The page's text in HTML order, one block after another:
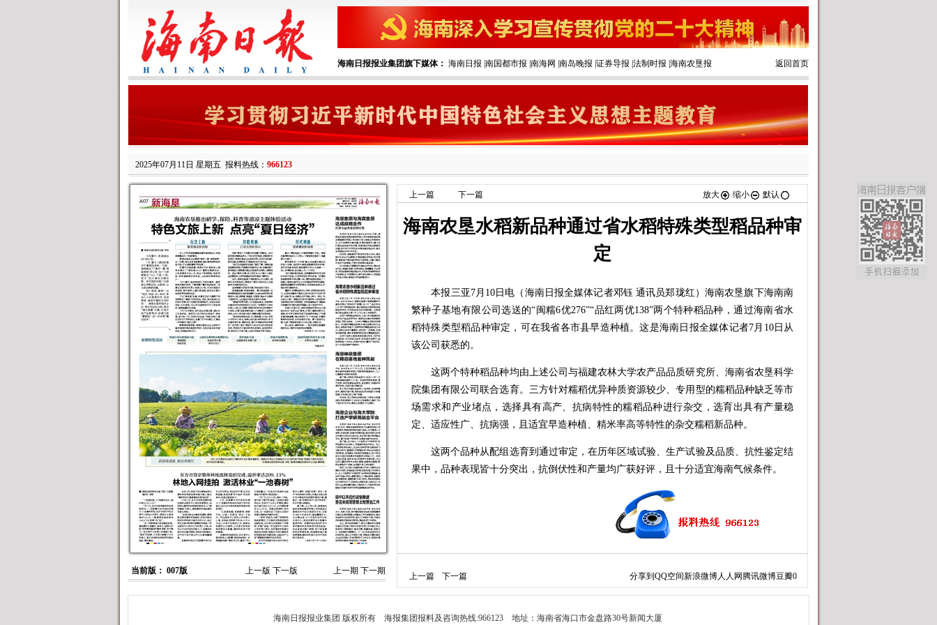
海南日报报业集团旗下媒体： 海南日报 南国都市报 南海网 南岛晚报 证券导报 法制时报 海南农垦报 返回首页
2025年07月11日 星期五 报料热线： 966123
当前版： 007版 上一版 下一版 上一期 下一期
上一篇 下一篇 放大 缩小 默认
海南农垦水稻新品种通过省水稻特殊类型稻品种审
定
本报三亚7月10日电（海南日报全媒体记者邓钰 通讯员郑珑红）海南农垦旗下海南南
繁种子基地有限公司选送的“闽糯6优276”“品红两优138”两个特种稻品种，通过海南省水
稻特殊类型稻品种审定，可在我省各市县早造种植。这是海南日报全媒体记者7月10日从
该公司获悉的。
这两个特种稻品种均由上述公司与福建农林大学农产品品质研究所、海南省农垦科学
院集团有限公司联合选育。三方针对糯稻优异种质资源较少、专用型的糯稻品种缺乏等市
场需求和产业堵点，选择具有高产、抗病特性的糯稻品种进行杂交，选育出具有产量稳
定、适应性广、抗病强，且适宜早造种植、精米率高等特性的杂交糯稻新品种。
这两个品种从配组选育到通过审定，在历年区域试验、生产试验及品质、抗性鉴定结
果中，品种表现皆十分突出，抗倒伏性和产量均广获好评，且十分适宜海南气候条件。
上一篇 下一篇 分享到 QQ空间新浪微博人人网 腾讯微博豆瓣0